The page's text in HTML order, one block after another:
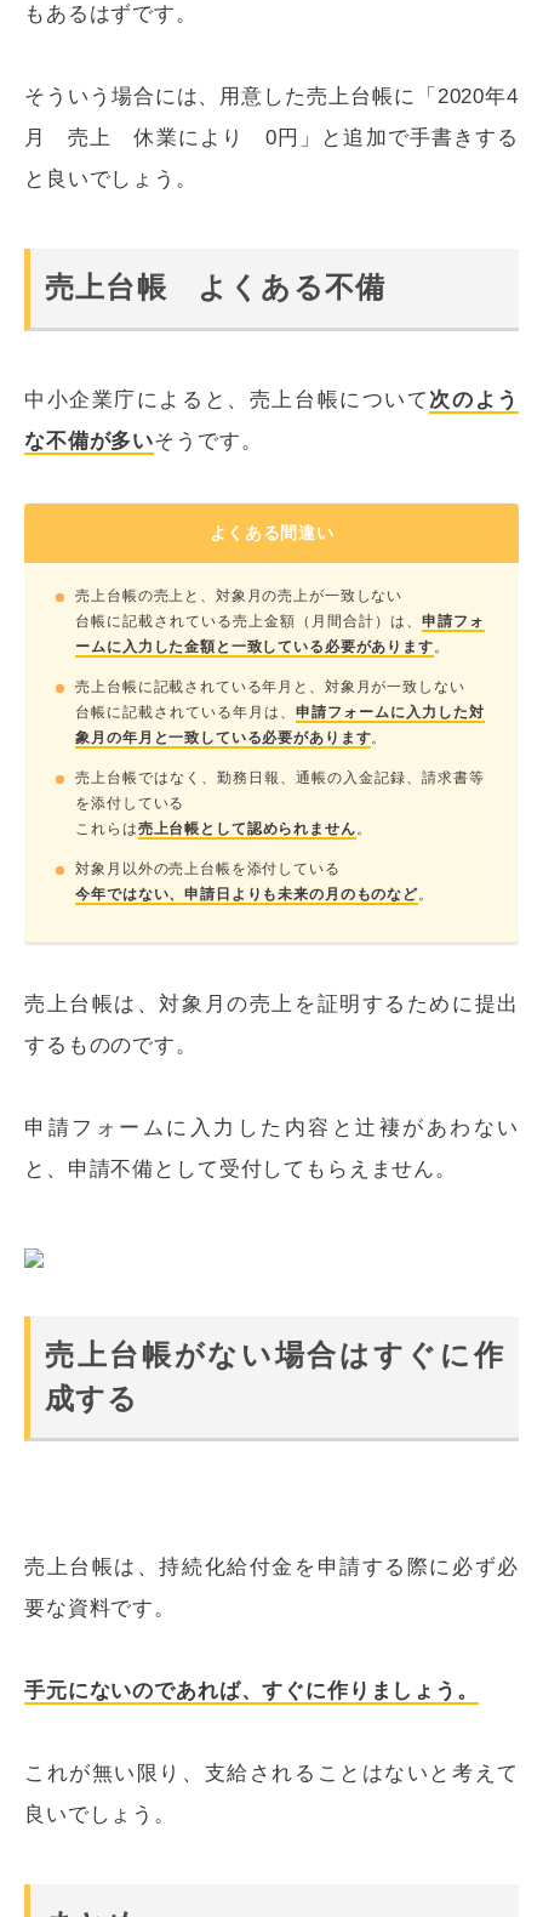
もあるはずです。
そういう場合には、用意した売上台帳に「2020年4
月 売上 休業により 0円」と追加で手書きする
と良いでしょう。
売上台帳 よくある不備
中小企業庁によると、売上台帳について 次のよう
な不備が多いそうです。
よくある間違い
売上台帳の売上と、対象月の売上が一致しない
台帳に記載されている売上金額（月間合計）は、申請フォ
ームに入力した金額と一致している必要があります 。
売上台帳に記載されている年月と、対象月が一致しない
台帳に記載されている年月は、申請フォームに入力した対
象月の年月と一致している必要があります。
売上台帳ではなく、勤務日報、通帳の入金記録、請求書等
を添付している
これらは売上台帳として認められません 。
対象月以外の売上台帳を添付している
今年ではない、申請日よりも未来の月のものなど。
売上台帳は、対象月の売上を証明するために提出
するもののです。
申請フォームに入力した内容と辻褄があわない
と、申請不備として受付してもらえません。
売上台帳がない場合はすぐに作
成する
売上台帳は、持続化給付金を申請する際に必ず必
要な資料です。
手元にないのであれば、すぐに作りましょう。
これが無い限り、支給されることはないと考えて
良いでしょう。